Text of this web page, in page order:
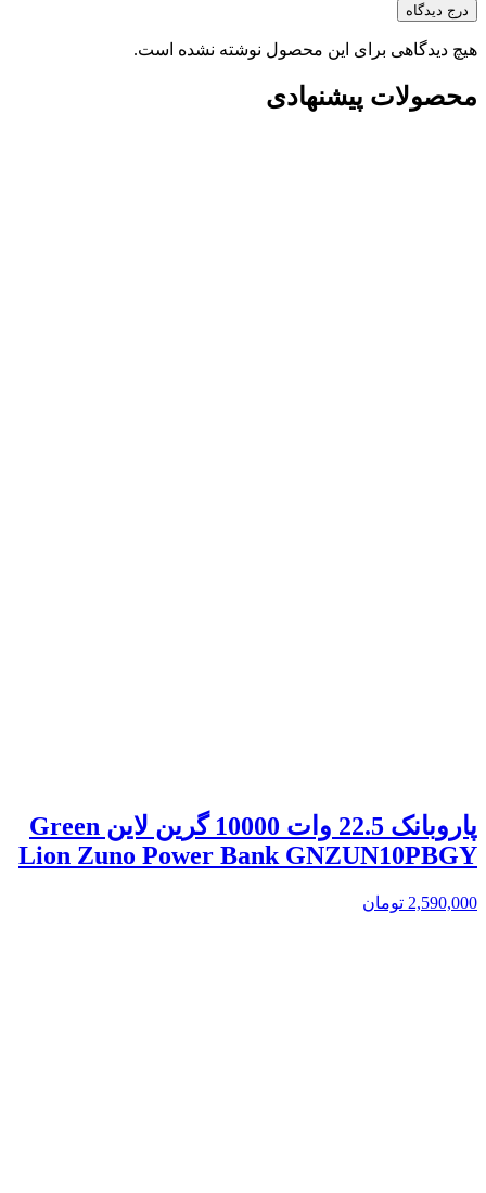
درج دیدگاه
هیچ دیدگاهی برای این محصول نوشته نشده است.
محصولات پیشنهادی
پاروبانک 22.5 وات 10000 گرین لاین Green
Lion Zuno Power Bank GNZUN10PBGY
2,590,000 تومان